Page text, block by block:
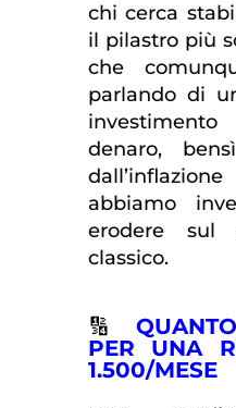
chi cerca
il pilastro più
che
parlando di
denaro,
abbiamo
erodere sul
classico.
🔢
PER UNA
1.500/MESE